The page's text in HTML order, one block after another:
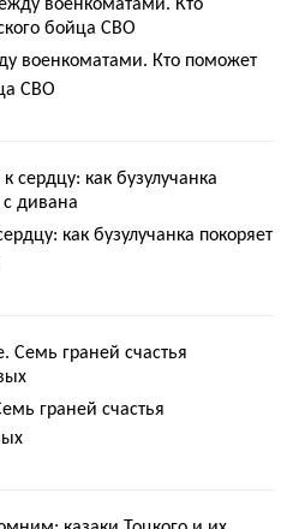
военкоматами. Кто поможет
СВО
как бузулучанка покоряет
граней счастья